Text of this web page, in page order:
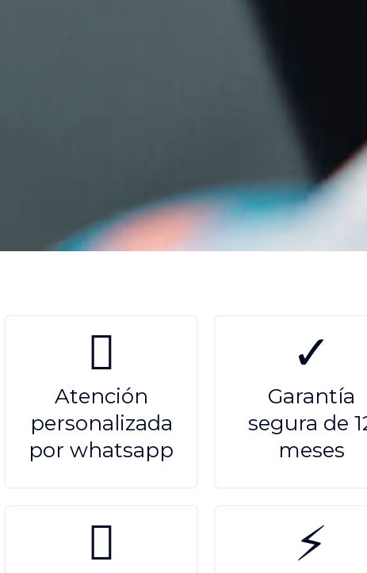
Atención
personalizada
por whatsapp
Garantía
segura de
meses